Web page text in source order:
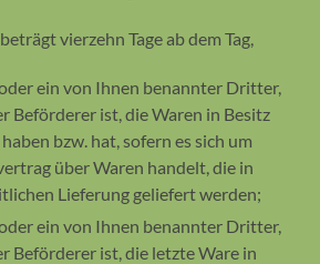
vierzehn Tage ab dem Tag,
ein von Ihnen benannter Dritter,
Beförderer ist, die Waren in Besitz
bzw. hat, sofern es sich um
über Waren handelt, die in
Lieferung geliefert werden;
ein von Ihnen benannter Dritter,
Beförderer ist, die letzte Ware in